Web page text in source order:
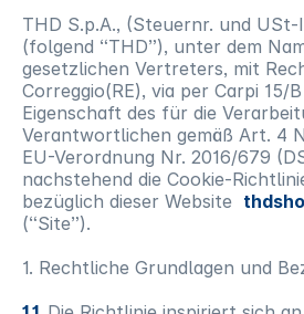
THD S.p.A., (Steuernr. und USt-
(folgend “THD”), unter dem
gesetzlichen Vertreters, mit
Correggio(RE), via per Carpi 15/
Eigenschaft des für die
Verantwortlichen gemäß Art. 4
EU-Verordnung Nr. 2016/679
nachstehend die Cookie-
bezüglich dieser Website
(“Site”).
1. Rechtliche Grundlagen und